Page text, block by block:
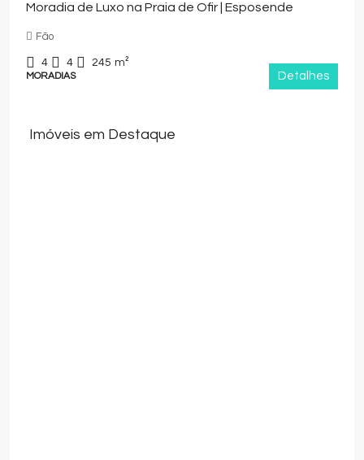
Moradia de Luxo na Praia de Ofir | Esposende
Fão
4 4 245 m²
MORADIAS Detalhes
Imóveis em Destaque